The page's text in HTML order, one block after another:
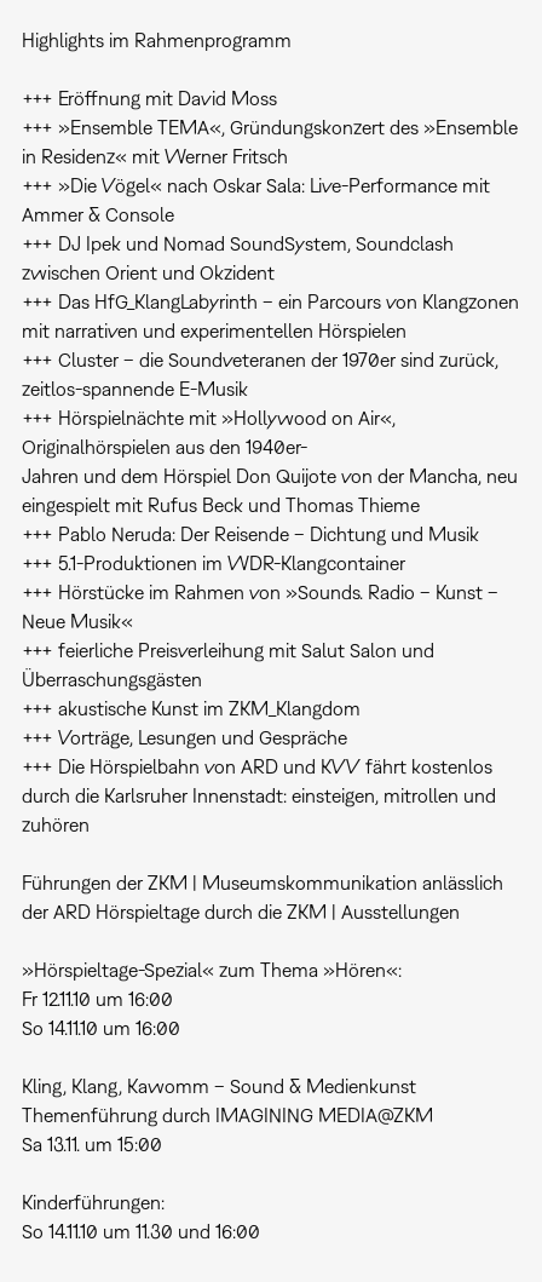
Highlights im Rahmenprogramm
+++ Eröffnung mit David Moss
+++ »Ensemble TEMA«, Gründungskonzert des »Ensemble
in Residenz« mit Werner Fritsch
+++ »Die Vögel« nach Oskar Sala: Live-Performance mit
Ammer & Console
+++ DJ Ipek und Nomad SoundSystem, Soundclash
zwischen Orient und Okzident
+++ Das HfG_KlangLabyrinth – ein Parcours von Klangzonen
mit narrativen und experimentellen Hörspielen
+++ Cluster – die Soundveteranen der 1970er sind zurück,
zeitlos-spannende E-Musik
+++ Hörspielnächte mit »Hollywood on Air«,
Originalhörspielen aus den 1940er-
Jahren und dem Hörspiel Don Quijote von der Mancha, neu
eingespielt mit Rufus Beck und Thomas Thieme
+++ Pablo Neruda: Der Reisende – Dichtung und Musik
+++ 5.1-Produktionen im WDR-Klangcontainer
+++ Hörstücke im Rahmen von »Sounds. Radio – Kunst –
Neue Musik«
+++ feierliche Preisverleihung mit Salut Salon und
Überraschungsgästen
+++ akustische Kunst im ZKM_Klangdom
+++ Vorträge, Lesungen und Gespräche
+++ Die Hörspielbahn von ARD und KVV fährt kostenlos
durch die Karlsruher Innenstadt: einsteigen, mitrollen und
zuhören
Führungen der ZKM | Museumskommunikation anlässlich
der ARD Hörspieltage durch die ZKM | Ausstellungen
»Hörspieltage-Spezial« zum Thema »Hören«:
Fr 12.11.10 um 16:00
So 14.11.10 um 16:00
Kling, Klang, Kawomm – Sound & Medienkunst
Themenführung durch IMAGINING MEDIA@ZKM
Sa 13.11. um 15:00
Kinderführungen:
So 14.11.10 um 11.30 und 16:00